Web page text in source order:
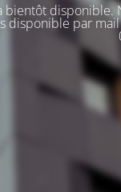
bientôt disponible.
disponible par